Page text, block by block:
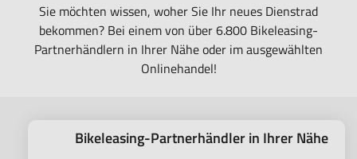
Sie möchten wissen, woher Sie Ihr neues Dienstrad
bekommen? Bei einem von über 6.800 Bikeleasing-
Partnerhändlern in Ihrer Nähe oder im ausgewählten
Onlinehandel!
Bikeleasing-Partnerhändler in Ihrer Nähe